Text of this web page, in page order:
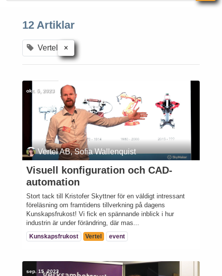
12 Artiklar
Vertel ×
Vertel AB, Sofia Wallenquist
Visuell konfiguration och CAD-
automation
Stort tack till Kristofer Skyttner för en väldigt intressant
föreläsning om framtidens tillverkning på dagens
Kunskapsfrukost! Vi fick en spännande inblick i hur
industrin är under förändring, där mas...
Kunskapsfrukost Vertel event
okt. 5, 2023
sep. 15, 2023